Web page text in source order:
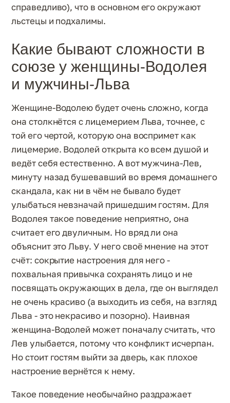
справедливо), что в основном его окружают
льстецы и подхалимы.
Какие бывают сложности в
союзе у женщины-Водолея
и мужчины-Льва
Женщине-Водолею будет очень сложно, когда
она столкнётся с лицемерием Льва, точнее, с
той его чертой, которую она воспримет как
лицемерие. Водолей открыта ко всем душой и
ведёт себя естественно. А вот мужчина-Лев,
минуту назад бушевавший во время домашнего
скандала, как ни в чём не бывало будет
улыбаться невзначай пришедшим гостям. Для
Водолея такое поведение неприятно, она
считает его двуличным. Но вряд ли она
объяснит это Льву. У него своё мнение на этот
счёт: сокрытие настроения для него -
похвальная привычка сохранять лицо и не
посвящать окружающих в дела, где он выглядел
не очень красиво (а выходить из себя, на взгляд
Льва - это некрасиво и позорно). Наивная
женщина-Водолей может поначалу считать, что
Лев улыбается, потому что конфликт исчерпан.
Но стоит гостям выйти за дверь, как плохое
настроение вернётся к нему.
Такое поведение необычайно раздражает